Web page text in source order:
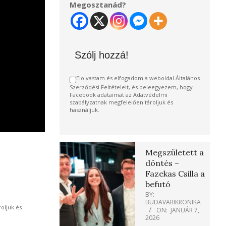
és
Megosztanád?
Szólj hozzá!
Elolvastam és elfogadom a weboldal Általános
Szerződési Feltételeit, és beleegyezem, hogy
Facebook adataimat az Adatvédelmi
szabályzatnak megfelelően tároljuk és
használjuk.
Megszületett a
döntés –
Fazekas Csilla a
befutó
BY:
BUDAVARIKRONIKA
ON: JANUÁR 7,
2026